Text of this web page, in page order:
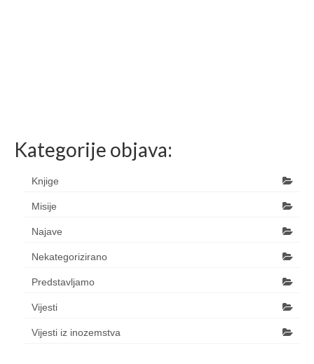
Kategorije objava:
Knjige
Misije
Najave
Nekategorizirano
Predstavljamo
Vijesti
Vijesti iz inozemstva